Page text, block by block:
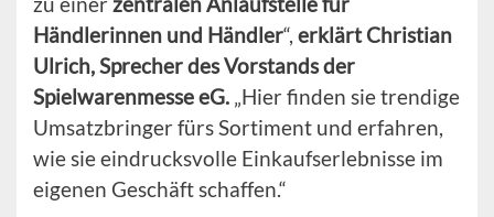
Händlerinnen und Händler“, erklärt Christian
Ulrich, Sprecher des Vorstands der
Spielwarenmesse eG. „Hier finden sie trendige
Umsatzbringer fürs Sortiment und erfahren,
wie sie eindrucksvolle Einkaufserlebnisse im
eigenen Geschäft schaffen.“